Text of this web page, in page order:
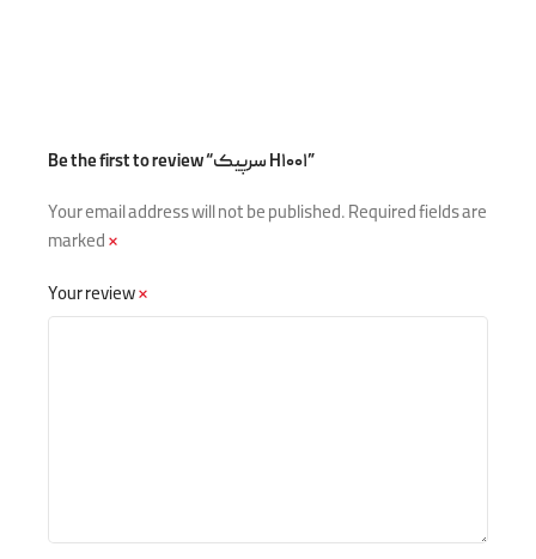
Be the first to review “سرپیک H۱۰۰۱”
Your email address will not be published.Required fields are
marked*
Your review*